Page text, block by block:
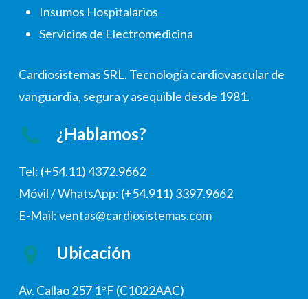
Insumos Hospitalarios
Servicios de Electromedicina
Cardiosistemas SRL. Tecnología cardiovascular de
vanguardia, segura y asequible desde 1981.
¿Hablamos?
Tel: (+54.11) 4372.9662
Móvil / WhatsApp: (+54.911) 3397.9662
E-Mail: ventas@cardiosistemas.com
Ubicación
Av. Callao 257 1°F (C1022AAC)